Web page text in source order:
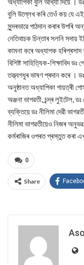
বুলি উল্লেখ কৰি তেওঁ কয় যে
সুন্দৰভাৱে পাঠদান কৰাৰ উপৰি
নেতিবাচক চিন্তাৰ সলনি সদায়
কামনা কৰে অধ্যাপক
বিশিষ্ট সাহিত্যিক-শিক্ষাবিদ ডঃ
তত্ত্বগধুৰ ভাষণ প্ৰদান কৰে ।
অনুষ্ঠানত অধ্যাপিকা গায়ত্ৰী
অঞ্জনা ভাগৱতী, চন্দ্ৰ লুইটেল, ডঃ
ব্যক্তিয়ে ডঃ নীলিমা দেৱী
নীলিমা ভাগৱতীয়েও নিজৰ
কৰ্মৰাজিৰ ওপৰত প্ৰস্তুত কৰা
0
Share